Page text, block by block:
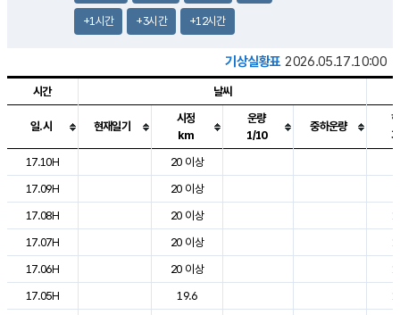
+1시간 +3시간 +12시간
기상실황표 2026.05.17.10:00
도시별 기상실황표로 지점, 날씨, 기온, 강수, 바람, 기압등을 안내한 표입
시간 날씨
일.시 현재일기
시정
km
운량
1/10
중하운량
17.10H
20 이상
17.09H
20 이상
17.08H
20 이상
17.07H
20 이상
17.06H
20 이상
17.05H
19.6